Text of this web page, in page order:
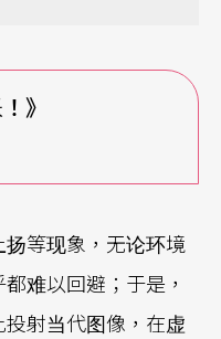
》
等现象，无论环境
难以回避；于是，
射当代图像，在虚